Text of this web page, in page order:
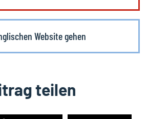
Website gehen
teilen